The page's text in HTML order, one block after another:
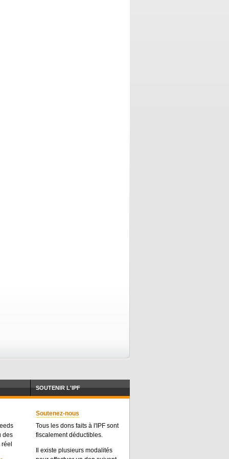
des
SOUTENIR L'IPF
Soutenez-nous
Tous les dons faits à l'IPF sont
fiscalement déductibles.
Il existe plusieurs modalités